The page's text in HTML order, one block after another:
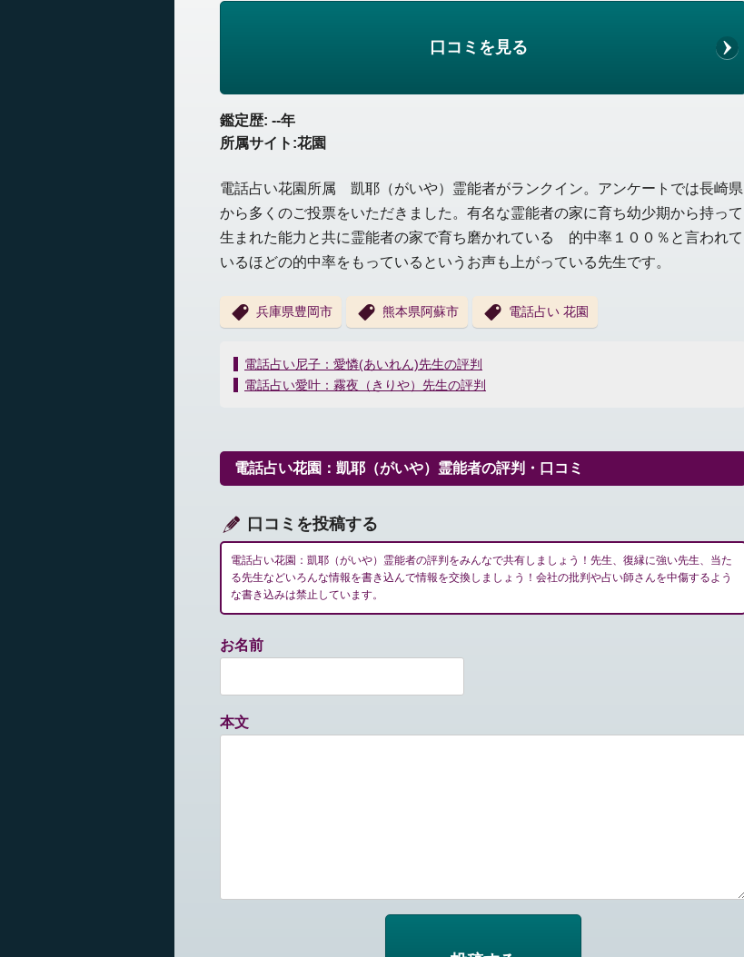
口コミを見る
鑑定歴: --年
所属サイト:花園
電話占い花園所属 凱耶（がいや）霊能者がランクイン。アンケートでは長崎県
から多くのご投票をいただきました。有名な霊能者の家に育ち幼少期から持って
生まれた能力と共に霊能者の家で育ち磨かれている 的中率１００％と言われて
いるほどの的中率をもっているというお声も上がっている先生です。
兵庫県豊岡市 熊本県阿蘇市 電話占い 花園
投
稿
ー
シ
ン
電話占い尼子：愛憐(あいれん)先生の評判
電話占い愛叶：霧夜（きりや）先生の評判
電話占い花園：凱耶（がいや）霊能者の評判・口コミ
口コミを投稿する
電話占い花園：凱耶（がいや）霊能者の評判をみんなで共有しましょう！先生、復縁に強い先生、当た
る先生などいろんな情報を書き込んで情報を交換しましょう！会社の批判や占い師さんを中傷するよう
な書き込みは禁止しています。
お名前
本文